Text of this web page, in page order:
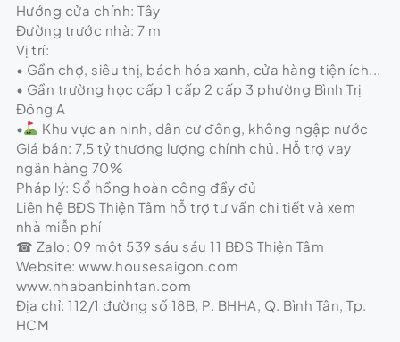
Hướng cửa chính: Tây
Đường trước nhà: 7 m
Vị trí:
• Gần chợ, siêu thị, bách hóa xanh, cửa hàng tiện ích...
• Gần trường học cấp 1 cấp 2 cấp 3 phường Bình Trị
Đông A
•
Khu vực an ninh, dân cư đông, không ngập nước
Giá bán: 7,5 tỷ thương lượng chính chủ. Hỗ trợ vay
ngân hàng 70%
Pháp lý: Sổ hồng hoàn công đầy đủ
Liên hệ BĐS Thiện Tâm hỗ trợ tư vấn chi tiết và xem
nhà miễn phí
☎ Zalo: 09 một 539 sáu sáu 11 BĐS Thiện Tâm
Website: www.housesaigon.com
www.nhabanbinhtan.com
Địa chỉ: 112/1 đường số 18B, P. BHHA, Q. Bình Tân, Tp.
HCM